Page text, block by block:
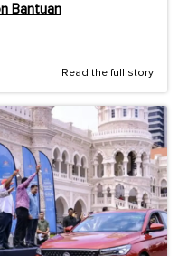
Bantuan
Read the full story